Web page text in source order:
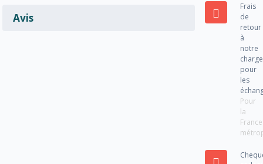
Avis
Frais
de
retour
à
notre
charge
pour
les
Pour
la
France